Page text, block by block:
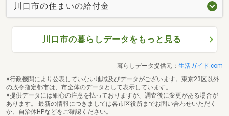
川口市の住まいの給付金
川口市の暮らしデータをもっと見る
暮らしデータ提供元： 生活ガイド.com
※行政機関により公表していない地域及びデータがございます。東京23区以外
の政令指定都市は、市全体のデータとして表示しています。
※提供データには細心の注意を払っておりますが、調査後に変更がある場合が
あります。 最新の情報につきましては各市区役所までお問い合わせいただく
か、自治体HPなどをご確認ください。